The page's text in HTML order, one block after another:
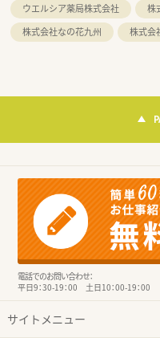
ウエルシア薬局株式会社
株
株式会社なの花九州
株式会
電話でのお問い合わせ：
平日9：30-19：00 土日10：00-19：00
サイトメニュー